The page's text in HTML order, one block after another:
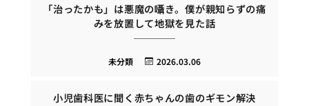
「治ったかも」は悪魔の囁き。僕が親知らずの痛
みを放置して地獄を見た話
2026.03.06
未分類
小児歯科医に聞く赤ちゃんの歯のギモン解決